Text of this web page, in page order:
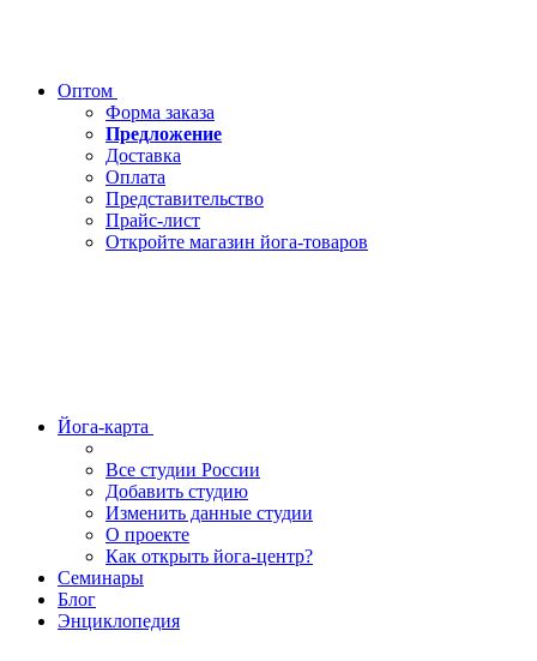
Оптом
Форма заказа
Предложение
Доставка
Оплата
Представительство
Прайс-лист
Откройте магазин йога-товаров
Йога-карта
Все студии России
Добавить студию
Изменить данные студии
О проекте
Как открыть йога-центр?
Семинары
Блог
Энциклопедия